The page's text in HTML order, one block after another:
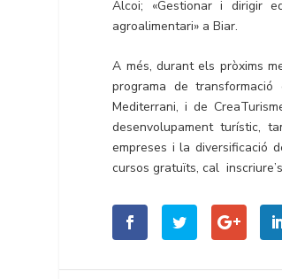
Alcoi; «Gestionar i dirigir
agroalimentari» a Biar.
A més, durant els pròxims
programa de
Mediterrani, i de
desenvolupament turístic,
empreses i la diversificació
cursos gratuïts, cal